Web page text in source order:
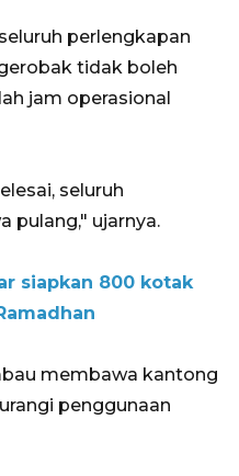
perlengkapan
tidak boleh
jam operasional
seluruh
pulang," ujarnya.
siapkan 800 kotak
membawa kantong
penggunaan